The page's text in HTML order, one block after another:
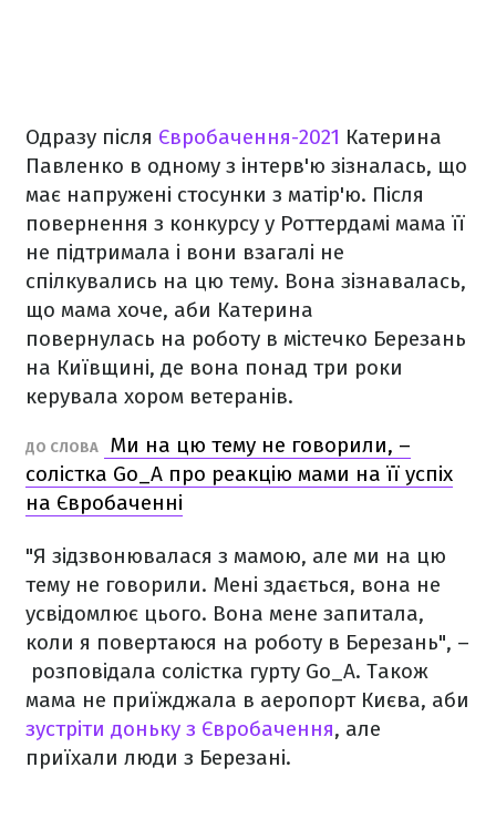
Одразу після Євробачення-2021 Катерина
Павленко в одному з інтерв'ю зізналась, що
має напружені стосунки з матір'ю. Після
повернення з конкурсу у Роттердамі мама її
не підтримала і вони взагалі не
спілкувались на цю тему. Вона зізнавалась,
що мама хоче, аби Катерина
повернулась на роботу в містечко Березань
на Київщині, де вона понад три роки
керувала хором ветеранів.
ДО СЛОВА
Ми на цю тему не говорили, –
солістка Go_A про реакцію мами на її успіх
на Євробаченні
"Я зідзвонювалася з мамою, але ми на цю
тему не говорили. Мені здається, вона не
усвідомлює цього. Вона мене запитала,
коли я повертаюся на роботу в Березань", –
розповідала солістка гурту Go_A. Також
мама не приїжджала в аеропорт Києва, аби
зустріти доньку з Євробачення, але
приїхали люди з Березані.